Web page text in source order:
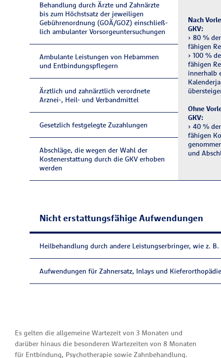
Behandlung durch Ärzte und Zahnärzte
bis zum Höchstsatz der jewei­ligen
Gebührenordnung (GOÄ/GOZ) ein­schließ­
lich ambulanter Vor­sorge­unter­suchungen
Nach
GKV:
› 80 %
fähigen
› 100 %
fähigen
innerhalb
Ohne
GKV:
› 40 %
fähigen
und
Ambulante Leistungen von Hebammen
und Entbindungspflegern
Ärztlich und zahn­ärztlich verordnete
Arznei-, Heil- und Verbandmittel
Gesetzlich festgelegte Zuzahlungen
Abschläge, die wegen der Wahl der
Kosten­erstattung durch die GKV erhoben
werden
Nicht erstattungsfähige Aufwendungen
Heilbehandlung durch andere Leistungs­erbringer, wie z.
Aufwendungen für Zahnersatz, Inlays und Kieferorthopädie
Es gelten die allgemeine Wartezeit von 3 Monaten und
darüber hinaus die besonderen Wartezeiten von 8 Monaten
für Entbindung, Psychotherapie sowie Zahnbehandlung.